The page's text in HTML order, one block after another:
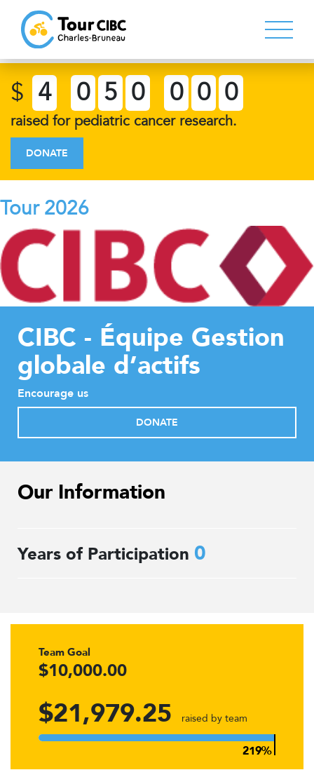
$ 4 0 5 0 0 0 0
raised for pediatric cancer research.
DONATE
Tour 2026
CIBC - Équipe Gestion
globale d’actifs
Encourage us
DONATE
Our Information
Years of Participation 0
Team Goal
$10,000.00
$21,979.25 raised by team